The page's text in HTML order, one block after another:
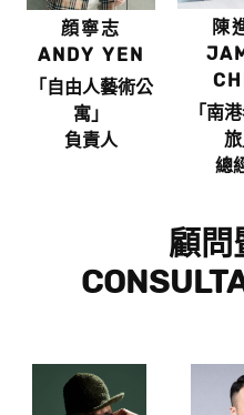
顔寧志
ANDY YEN
「自由人藝術公
寓」
負責人
陳
「南
旅
總
顧問